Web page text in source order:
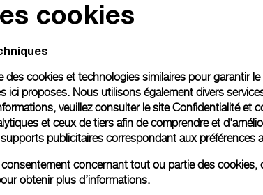
avons mis en place les pratiques suivantes pour
réguliers
des experts externes en matière d'accessibilité
à intervalles réguliers
dans le code au cours du processus de
cookies
des cookies et technologies similaires pour garantir
ici proposes. Nous utilisons également divers
veuillez consulter lesite Confidentialité et
et ceux de tiers afin de comprendre et
publicitaires correspondant aux préférences
concernant tout ou partie des cookies,
obtenir plus d’informations.